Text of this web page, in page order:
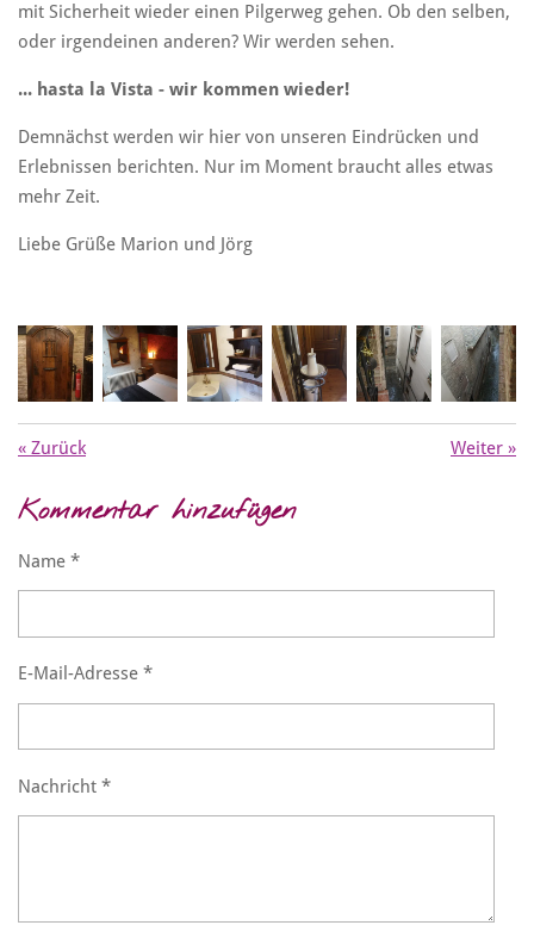
mit Sicherheit wieder einen Pilgerweg gehen. Ob den selben,
oder irgendeinen anderen? Wir werden sehen.
... hasta la Vista - wir kommen wieder!
Demnächst werden wir hier von unseren Eindrücken und
Erlebnissen berichten. Nur im Moment braucht alles etwas
mehr Zeit.
Liebe Grüße Marion und Jörg
« Zurück Weiter »
Kommentar hinzufügen
Name *
E-Mail-Adresse *
Nachricht *